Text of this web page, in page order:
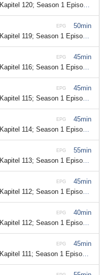
Kapitel 120; Season 1 Episode 120
50min
EPG
Kapitel 119; Season 1 Episode 119
45min
EPG
Kapitel 116; Season 1 Episode 116
45min
EPG
Kapitel 115; Season 1 Episode 115
45min
EPG
Kapitel 114; Season 1 Episode 114
55min
EPG
Kapitel 113; Season 1 Episode 113
45min
EPG
Kapitel 112; Season 1 Episode 112
40min
EPG
Kapitel 112; Season 1 Episode 112
45min
EPG
Kapitel 111; Season 1 Episode 111